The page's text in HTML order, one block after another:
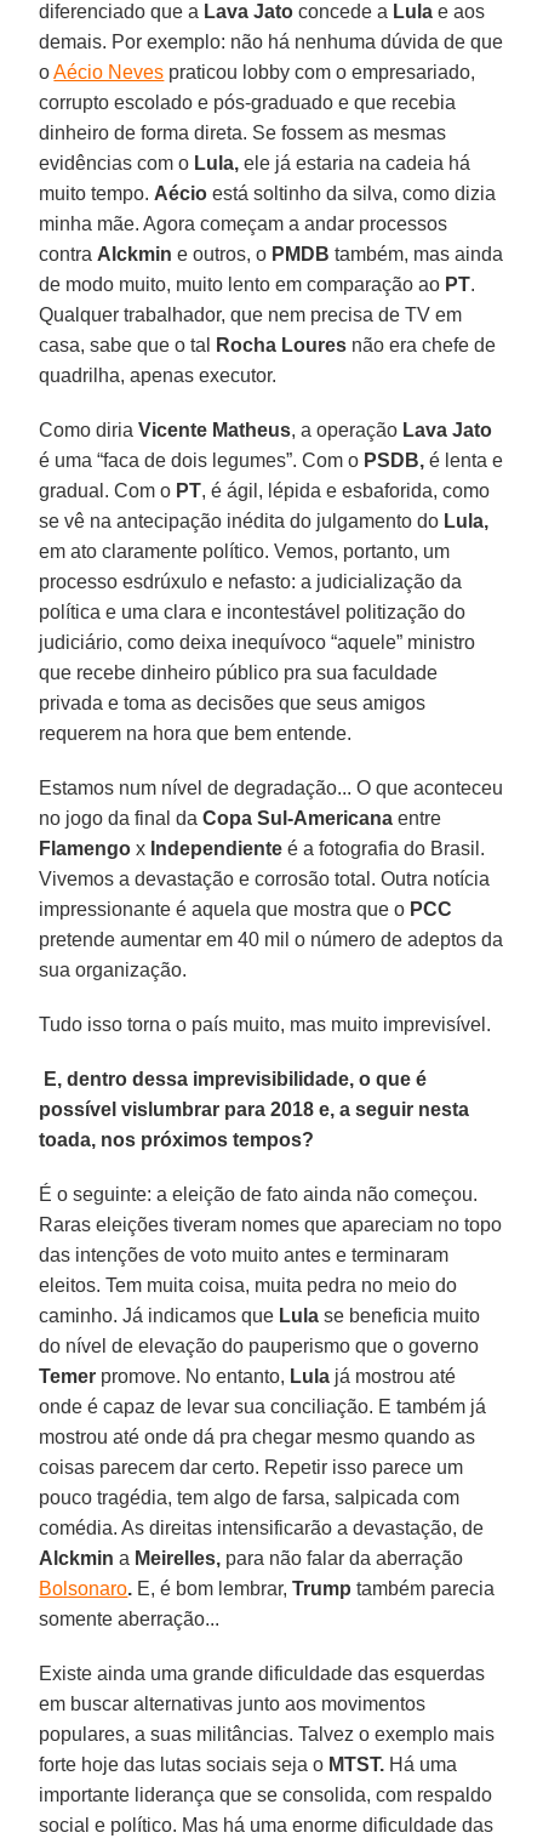
diferenciado que a Lava Jato concede a Lula e aos
demais. Por exemplo: não há nenhuma dúvida de que
oAécio Neves praticou lobby com o empresariado,
corrupto escolado e pós-graduado e que recebia
dinheiro de forma direta. Se fossem as mesmas
evidências com o Lula, ele já estaria na cadeia há
muito tempo. Aécio está soltinho da silva, como dizia
minha mãe. Agora começam a andar processos
contra Alckmin e outros, o PMDB também, mas ainda
de modo muito, muito lento em comparação ao PT.
Qualquer trabalhador, que nem precisa de TV em
casa, sabe que o tal
Rocha Loures não era chefe de
quadrilha, apenas executor.
Como diriaVicente Matheus, a operação Lava Jato
é uma “faca de dois legumes”. Com o PSDB, é lenta e
gradual. Com o PT, é ágil, lépida e esbaforida, como
se vê na antecipação inédita do julgamento do Lula,
em ato claramente político. Vemos, portanto, um
processo esdrúxulo e nefasto: a judicialização da
política e uma clara e incontestável politização do
judiciário, como deixa inequívoco “aquele” ministro
que recebe dinheiro público pra sua faculdade
privada e toma as decisões que seus amigos
requerem na hora que bem entende.
Estamos num nível de degradação... O que aconteceu
no jogo da final daCopa Sul-Americana entre
Flamengo x Independiente é a fotografia do Brasil.
Vivemos a devastação e corrosão total. Outra notícia
impressionante é aquela que mostra que o PCC
pretende aumentar em 40 mil o número de adeptos da
sua organização.
Tudo isso torna o país muito, mas muito imprevisível.
E, dentro dessa imprevisibilidade, o que é
possível vislumbrar para 2018 e, a seguir nesta
toada, nos próximos tempos?
É o seguinte: a eleição de fato ainda não começou.
Raras eleições tiveram nomes que apareciam no topo
das intenções de voto muito antes e terminaram
eleitos. Tem muita coisa, muita pedra no meio do
caminho. Já indicamos que Lula se beneficia muito
do nível de elevação do pauperismo que o governo
Temer promove. No entanto, Lula já mostrou até
onde é capaz de levar sua conciliação. E também já
mostrou até onde dá pra chegar mesmo quando as
coisas parecem dar certo. Repetir isso parece um
pouco tragédia, tem algo de farsa, salpicada com
comédia. As direitas intensificarão a devastação, de
Alckmin a Meirelles, para não falar da aberração
Bolsonaro. E, é bom lembrar,Trump também parecia
somente aberração...
Existe ainda uma grande dificuldade das esquerdas
em buscar alternativas junto aos movimentos
populares, a suas militâncias. Talvez o exemplo mais
forte hoje das lutas sociais seja o MTST. Há uma
importante liderança que se consolida, com respaldo
social e político. Mas há uma enorme dificuldade das